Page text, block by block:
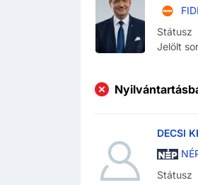
Státusz
Jelölt
DECSI
Státusz